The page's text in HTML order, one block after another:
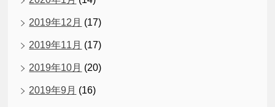
2019年12月 (17)
2019年11月 (17)
2019年10月 (20)
2019年9月 (16)